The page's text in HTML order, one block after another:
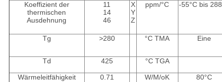
Koeffizient der
thermischen
Ausdehnung
11
14
46
X
Y
Z
ppm/°C -55°C bis
Tg >280 °C TMA Eine
Td 425 °C TGA
Wärmeleitfähigkeit 0.71 W/M/oK 80°C